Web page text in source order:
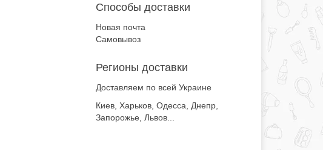
Способы доставки
Новая почта
Самовывоз
Регионы доставки
Доставляем по всей Украине
Киев, Харьков, Одесса, Днепр,
Запорожье, Львов...